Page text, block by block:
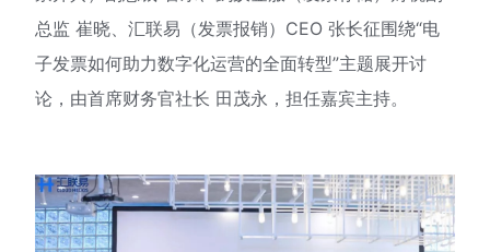
总监 崔晓、汇联易（发票报销）CEO 张长征围绕“电
子发票如何助力数字化运营的全面转型”主题展开讨
论，由首席财务官社长 田茂永，担任嘉宾主持。